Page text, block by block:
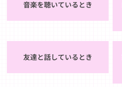
音楽を聴いているとき
友達と話しているとき